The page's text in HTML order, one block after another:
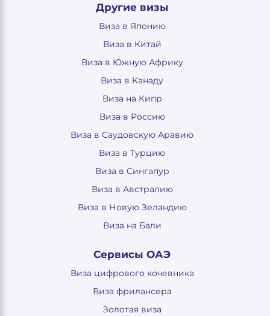
Другие визы
Виза в Японию
Виза в Китай
Виза в Южную Африку
Виза в Канаду
Виза на Кипр
Виза в Россию
Виза в Саудовскую Аравию
Виза в Турцию
Виза в Сингапур
Виза в Австралию
Виза в Новую Зеландию
Виза на Бали
Сервисы ОАЭ
Виза цифрового кочевника
Виза фрилансера
Золотая виза